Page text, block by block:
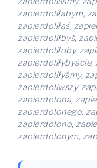
zapierdoliłabym,
zapierdoliłaś,
zapierdoliłbyś,
zapierdoliłoby,
zapierdoliłybyście,
zapierdoliłyśmy,
zapierdoliwszy,
zapierdolona,
zapierdolonego,
zapierdolono,
zapierdolonym,